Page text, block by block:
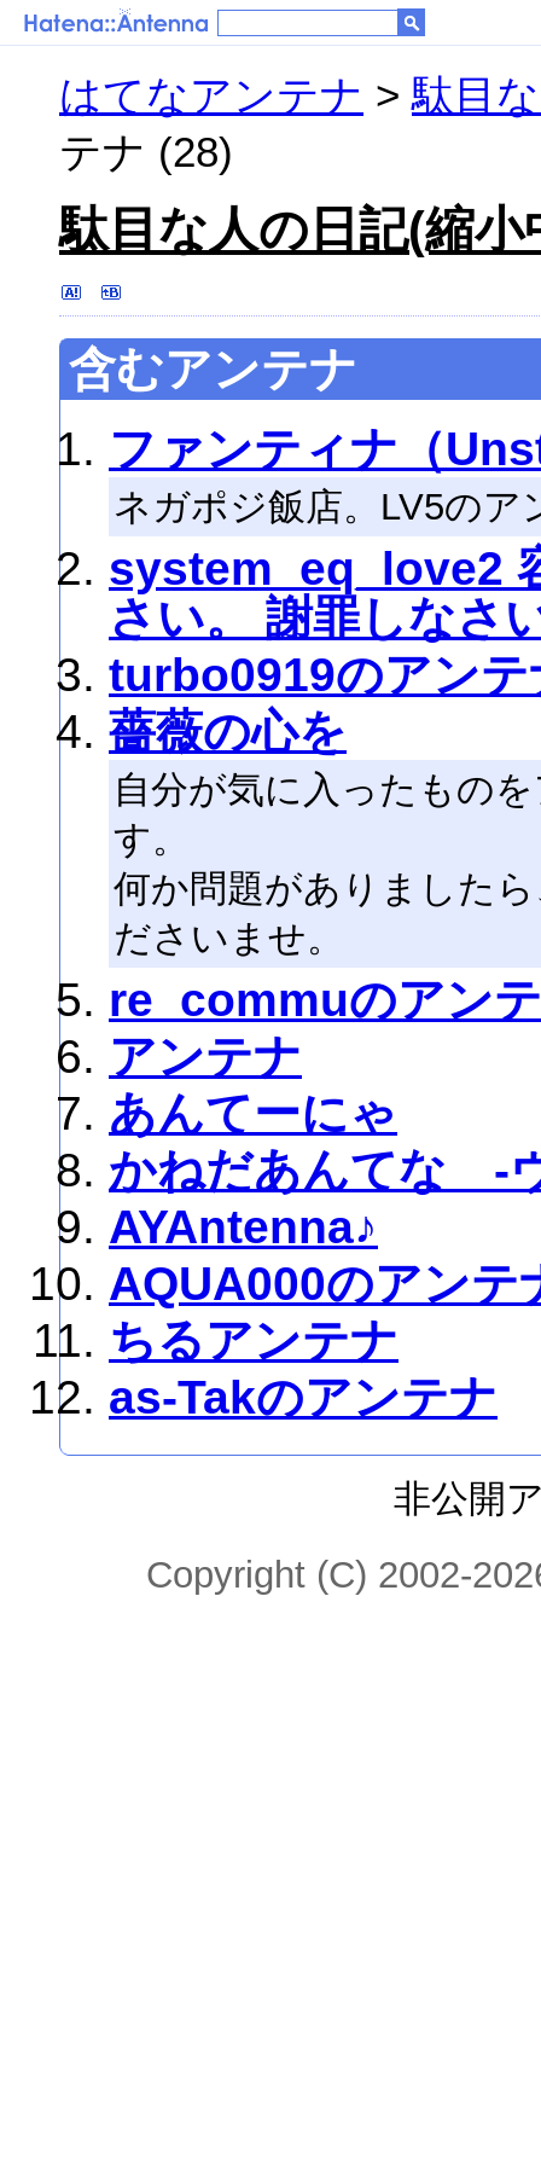
はてなアンテナ >駄目
テナ (28)
駄目な人の日記(縮小
含むアンテナ
ファンティナ（
ネガポジ飯店。LV5のア
system_eq_love2
さい。 謝罪しなさ
turbo0919のアンテ
薔薇の心を
自分が気に入ったもの
す。
何か問題がありました
ださいませ。
re_commuのアン
アンテナ
あんてーにゃ
かねだあんてな -
AYAntenna♪
AQUA000のアンテ
ちるアンテナ
as-Takのアンテナ
非公開
Copyright (C) 2002-